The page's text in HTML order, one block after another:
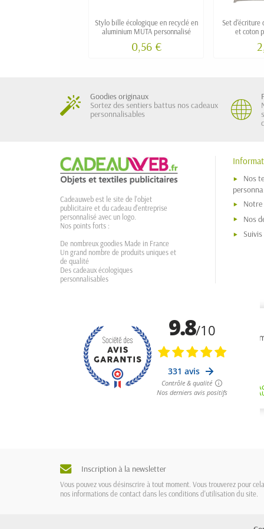
Stylo bille écologique en recyclé en
aluminium MUTA personnalisé
0,56 €
Set d'écriture
et coton
Goodies originaux
Sortez des sentiers battus nos cadeaux
personnalisables
Cadeauweb est le site de l'objet
publicitaire et du cadeau d'entreprise
personnalisé avec un logo.
Nos points forts :
De nombreux goodies Made in France
Un grand nombre de produits uniques et
de qualité
Des cadeaux écologiques
personnalisables
Nos
Notre
Nos
Inscription à la newsletter
Vous pouvez vous désinscrire à tout moment. Vous trouverez pour cela
nos informations de contact dans les conditions d'utilisation du site.